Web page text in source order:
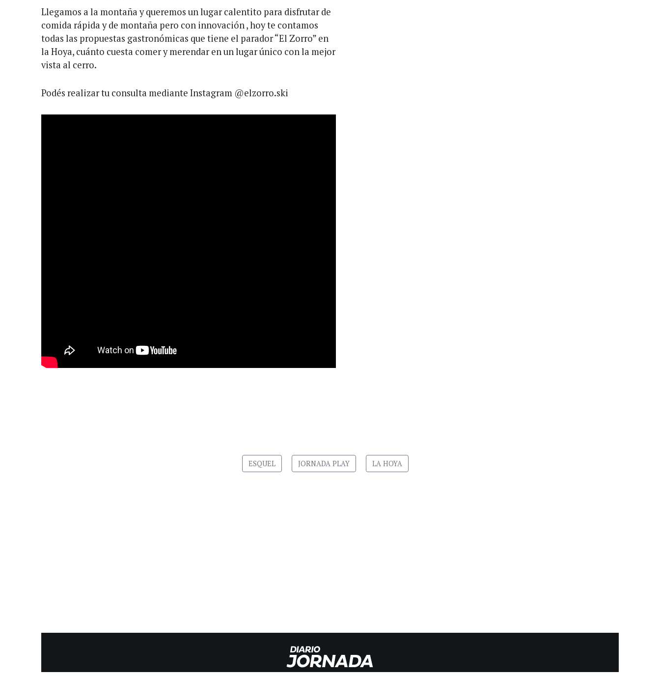
Llegamos a la montaña y queremos un lugar calentito para disfrutar de
comida rápida y de montaña pero con innovación , hoy te contamos
todas las propuestas gastronómicas que tiene el parador “El Zorro” en
la Hoya, cuánto cuesta comer y merendar en un lugar único con la mejor
vista al cerro.
Podés realizar tu consulta mediante Instagram @elzorro.ski
ESQUEL JORNADA PLAY LA HOYA